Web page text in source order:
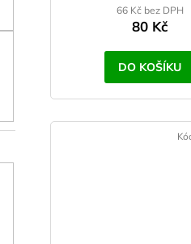
66 Kč bez DPH
80 Kč
DO KOŠÍKU